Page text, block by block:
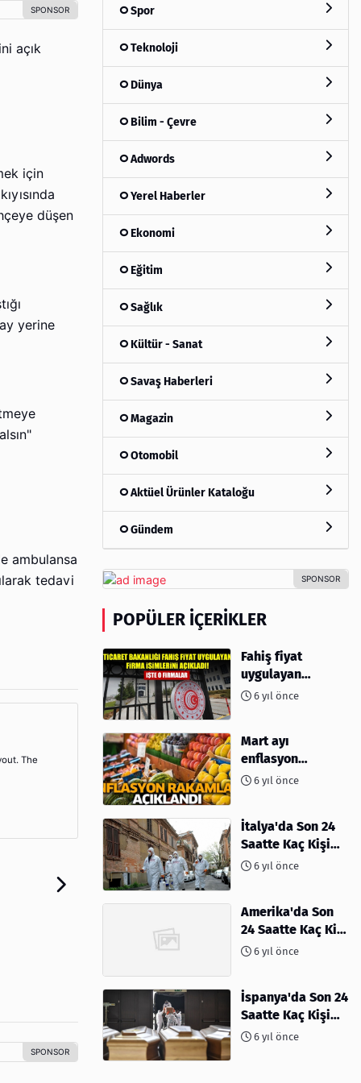
açık
için
düşen
yerine
ambulansa
tedavi
The
Spor
Teknoloji
Dünya
Bilim - Çevre
Adwords
Yerel Haberler
Ekonomi
Eğitim
Sağlık
Kültür - Sanat
Savaş Haberleri
Magazin
Otomobil
Aktüel Ürünler Kataloğu
Gündem
POPÜLER İÇERIKLER
Fahiş fiyat
uygulayan
firmalar açıklandı
6 yıl önce
Mart ayı
enflasyon
rakamları
6 yıl önce
İtalya'da Son 24
Saatte Kaç Kişi
Öldü6 yıl önce
Amerika'da Son
24 Saatte Kaç Kişi
Öldü - 06 Nisan
6 yıl önce
İspanya'da Son 24
Saatte Kaç Kişi
Öldü6 yıl önce